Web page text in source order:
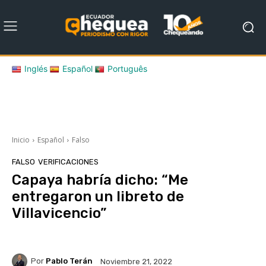
Inglés Español Português
Inicio Español Falso
FALSO VERIFICACIONES
Capaya habría dicho: “Me
entregaron un libreto de
Villavicencio”
Por Pablo Terán Noviembre 21, 2022